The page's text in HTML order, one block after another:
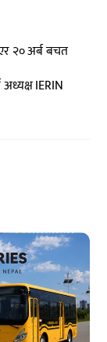
२० अर्ब बचत
अध्यक्ष IERIN